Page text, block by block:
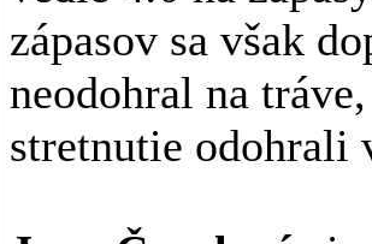
zápasov sa však
neodohral na
stretnutie odohrali